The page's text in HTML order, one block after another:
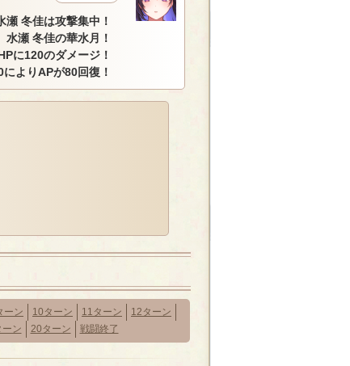
瀬 冬佳は攻撃集中！
水瀬 冬佳の華水月！
に120のダメージ！
よりAPが80回復！
ーン 10ターン 11ターン
12ターン
ーン 20ターン 戦闘終了